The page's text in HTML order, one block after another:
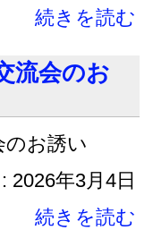
続きを読む
流会のお
のお誘い
2026年3月4日
続きを読む